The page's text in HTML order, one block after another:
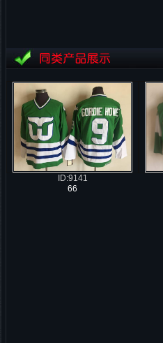
ID:9141
66